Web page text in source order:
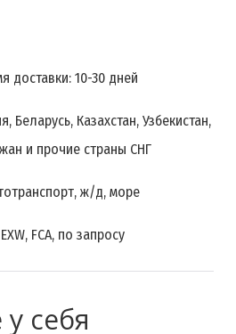
доставки: 10-30 дней
Беларусь, Казахстан, Узбекистан,
и прочие страны СНГ
ж/д, море
FCA, по запросу
себя